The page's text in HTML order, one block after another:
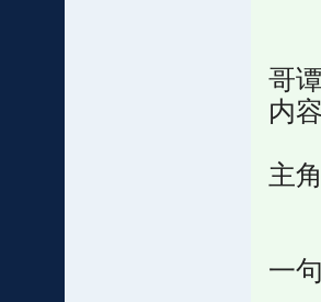
哥
内
主
一